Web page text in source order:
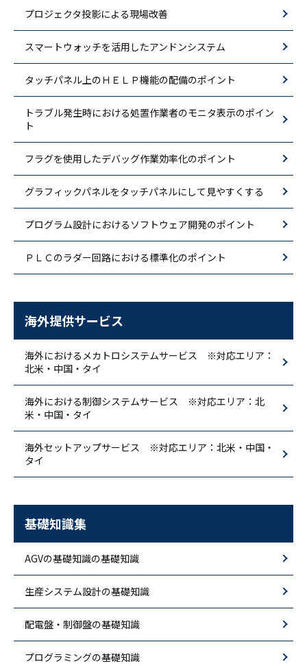
プロジェクタ投影による現場改善
スマートウォッチを活用したアンドンシステム
タッチパネル上のＨＥＬＰ機能の配備のポイント
トラブル発生時における処置作業者のモニタ表示のポイン
ト
フラグを使用したデバッグ作業効率化のポイント
グラフィックパネルをタッチパネルにして見やすくする
プログラム設計におけるソフトウェア開発のポイント
ＰＬＣのラダー回路における標準化のポイント
海外提供サービス
海外におけるメカトロシステムサービス ※対応エリア：
北米・中国・タイ
海外における制御システムサービス ※対応エリア：北
米・中国・タイ
海外セットアップサービス ※対応エリア：北米・中国・
タイ
基礎知識集
AGVの基礎知識の基礎知識
生産システム設計の基礎知識
配電盤・制御盤の基礎知識
プログラミングの基礎知識